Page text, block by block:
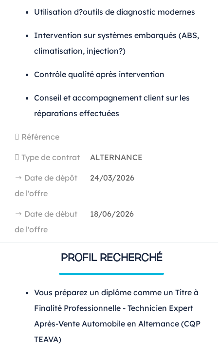
Utilisation d?outils de diagnostic modernes
Intervention sur systèmes embarqués (ABS,
climatisation, injection?)
Contrôle qualité après intervention
Conseil et accompagnement client sur les
réparations effectuées
Référence
Type de contrat ALTERNANCE
Date de dépôt
de l'offre
24/03/2026
Date de début
de l'offre
18/06/2026
PROFIL RECHERCHÉ
Vous préparez un diplôme comme un Titre à
Finalité Professionnelle - Technicien Expert
Après-Vente Automobile en Alternance (CQP
TEAVA)